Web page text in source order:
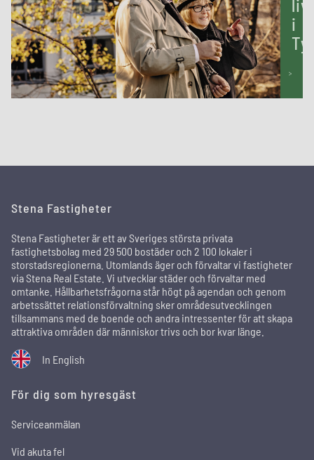
i
LÄS
MER
Stena Fastigheter
Stena Fastigheter är ett av Sveriges största privata
fastighetsbolag med 29 500 bostäder och 2 100 lokaler i
storstadsregionerna. Utomlands äger och förvaltar vi fastigheter
via Stena Real Estate. Vi utvecklar städer och förvaltar med
omtanke. Hållbarhetsfrågorna står högt på agendan och genom
arbetssättet relationsförvaltning sker områdesutvecklingen
tillsammans med de boende och andra intressenter för att skapa
attraktiva områden där människor trivs och bor kvar länge.
In English
För dig som hyresgäst
Serviceanmälan
Vid akuta fel